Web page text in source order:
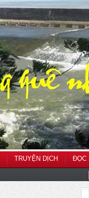
TRUYỆN DỊCH ĐỌC